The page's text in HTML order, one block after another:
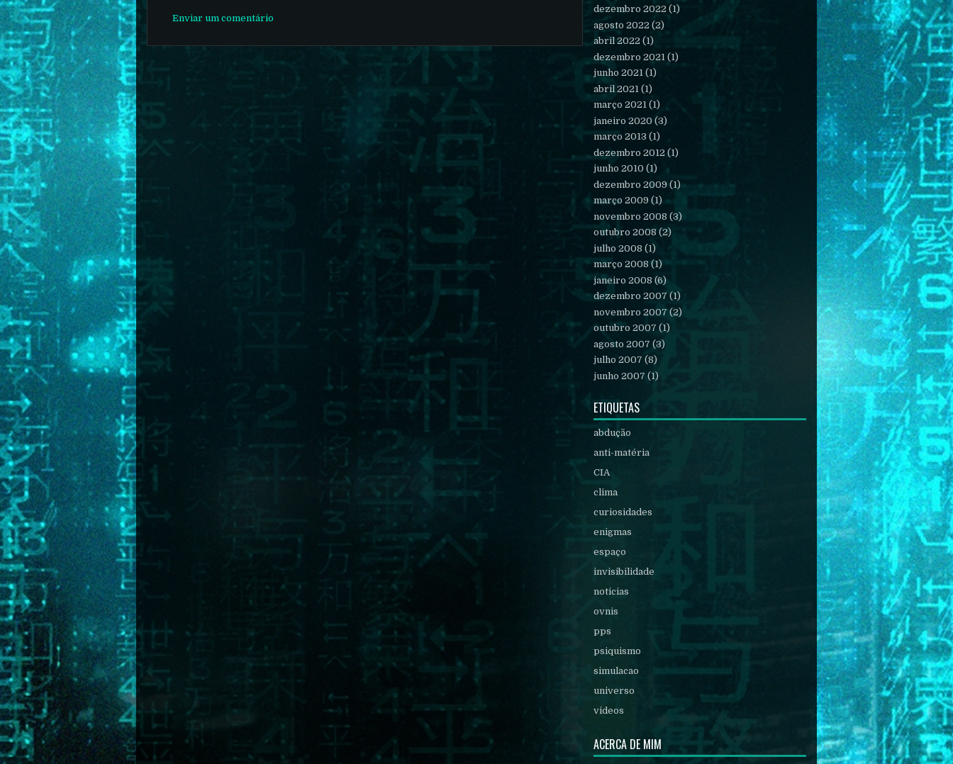
Enviar um comentário
dezembro 2022 (1)
agosto 2022 (2)
abril 2022 (1)
dezembro 2021 (1)
junho 2021 (1)
abril 2021 (1)
março 2021 (1)
janeiro 2020 (3)
março 2013 (1)
dezembro 2012 (1)
junho 2010 (1)
dezembro 2009 (1)
março 2009 (1)
novembro 2008 (3)
outubro 2008 (2)
julho 2008 (1)
março 2008 (1)
janeiro 2008 (6)
dezembro 2007 (1)
novembro 2007 (2)
outubro 2007 (1)
agosto 2007 (3)
julho 2007 (8)
junho 2007 (1)
ETIQUETAS
abdução
anti-matéria
CIA
clima
curiosidades
enigmas
espaço
invisibilidade
noticias
ovnis
pps
psiquismo
simulacao
universo
videos
ACERCA DE MIM